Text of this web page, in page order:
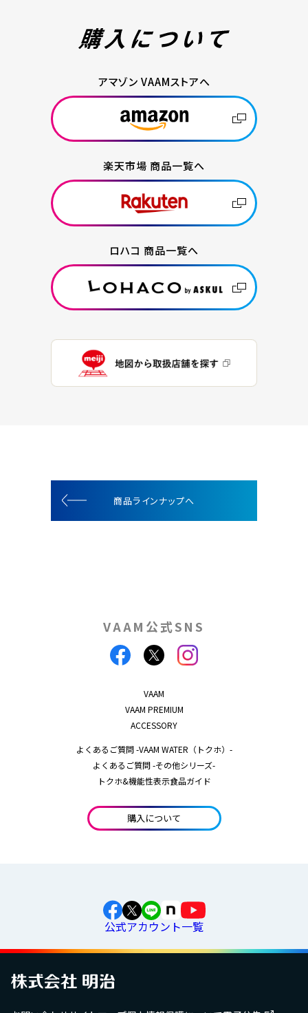
アマゾン VAAMストアへ
楽天市場 商品一覧へ
ロハコ 商品一覧へ
商品ラインナップへ
VAAM公式SNS
VAAM
VAAM PREMIUM
ACCESSORY
よくあるご質問 -VAAM WATER（トクホ）-
よくあるご質問 -その他シリーズ-
トクホ&機能性表示食品ガイド
購入について
公式アカウント一覧